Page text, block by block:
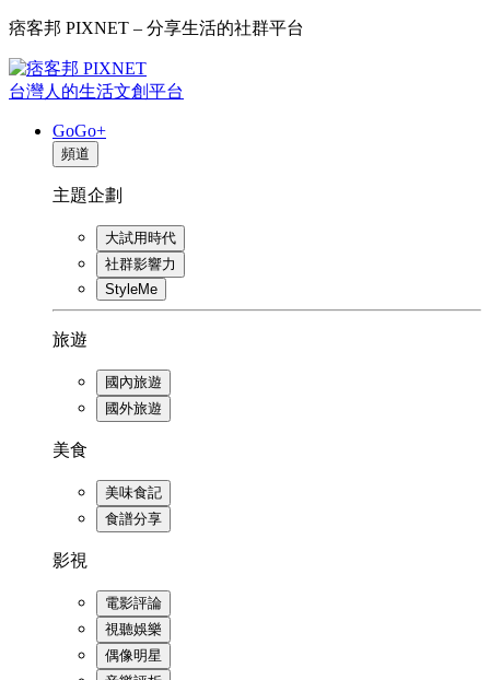
痞客邦 PIXNET – 分享生活的社群平台
台灣人的生活文創平台
GoGo+
頻道
主題企劃
大試用時代
社群影響力
StyleMe
旅遊
國內旅遊
國外旅遊
美食
美味食記
食譜分享
影視
電影評論
視聽娛樂
偶像明星